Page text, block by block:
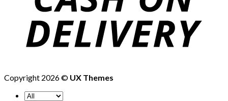
Copyright 2026 © UX Themes